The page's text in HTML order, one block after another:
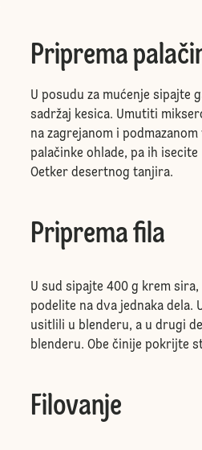
Priprema
U posudu za mućenje sipajte
sadržaj kesica. Umutiti
na zagrejanom i
palačinke ohlade, pa ih
Oetker desertnog tanjira.
Priprema fila
U sud sipajte 400 g krem
podelite na dva jednaka dela.
usitlili u blenderu, a u drugi
blenderu. Obe činije pokrijte
Filovanje